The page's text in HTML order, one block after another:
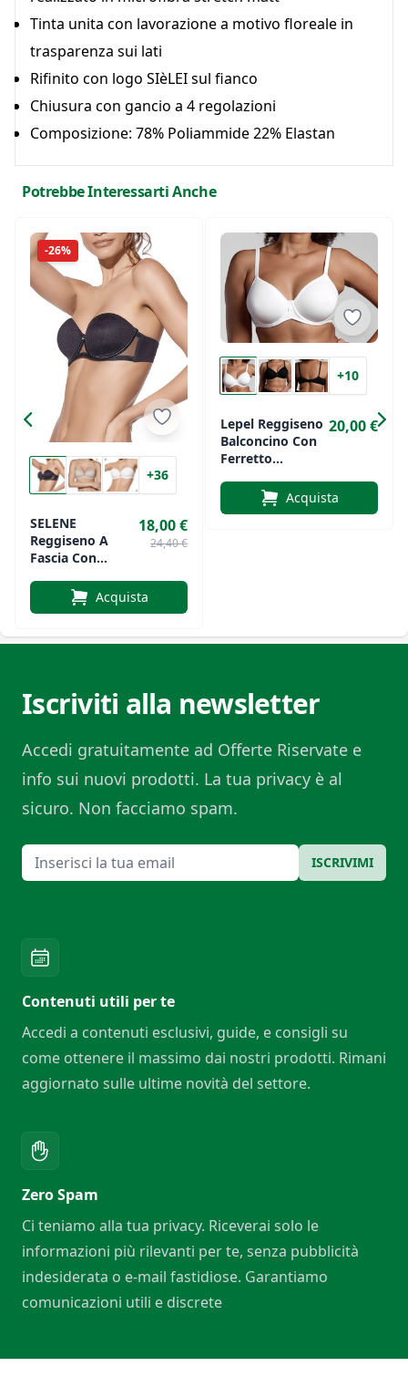
Tinta unita con lavorazione a motivo floreale in
trasparenza sui lati
Rifinito con logo SIèLEI sul fianco
Chiusura con gancio a 4 regolazioni
Composizione: 78% Poliammide 22% Elastan
Potrebbe Interessarti Anche
-26%
+36
SELENE
Reggiseno A
Fascia Con
Preformata
Art.ESMERALDA
18,00 €
24,40 €
Acquista
+10
Lepel Reggiseno
Balconcino Con
Ferretto
Cotone Art.351
20,00 €
Acquista
Iscriviti alla newsletter
Accedi gratuitamente ad Offerte Riservate e
info sui nuovi prodotti. La tua privacy è al
sicuro. Non facciamo spam.
Email ISCRIVIMI
Contenuti utili per te
Accedi a contenuti esclusivi, guide, e consigli su
come ottenere il massimo dai nostri prodotti. Rimani
aggiornato sulle ultime novità del settore.
Zero Spam
Ci teniamo alla tua privacy. Riceverai solo le
informazioni più rilevanti per te, senza pubblicità
indesiderata o e-mail fastidiose. Garantiamo
comunicazioni utili e discrete